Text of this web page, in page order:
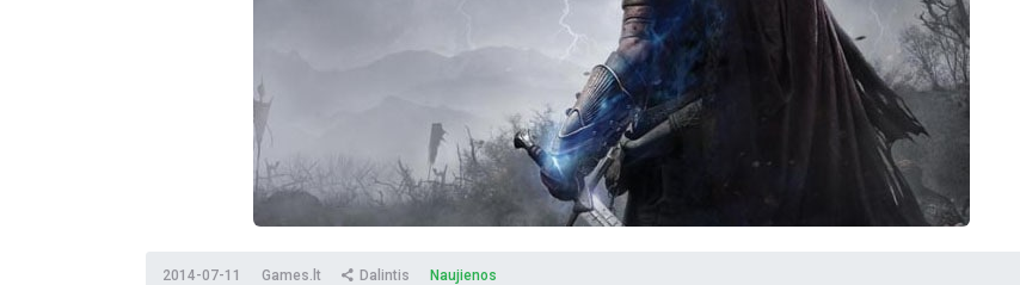
2014-07-11 Games.lt Dalintis Naujienos